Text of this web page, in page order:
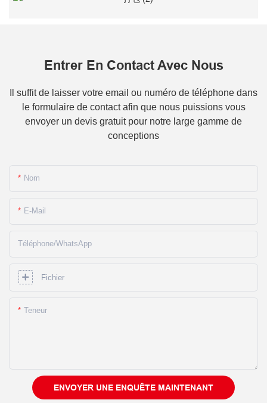
Entrer En Contact Avec Nous
Il suffit de laisser votre email ou numéro de téléphone dans
le formulaire de contact afin que nous puissions vous
envoyer un devis gratuit pour notre large gamme de
conceptions
Nom
E-Mail
Téléphone/WhatsApp
Fichier
Teneur
ENVOYER UNE ENQUÊTE MAINTENANT